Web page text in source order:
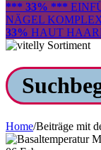
*** 33% ***
NÄGEL
33% HAUT
Home/Beiträge mit